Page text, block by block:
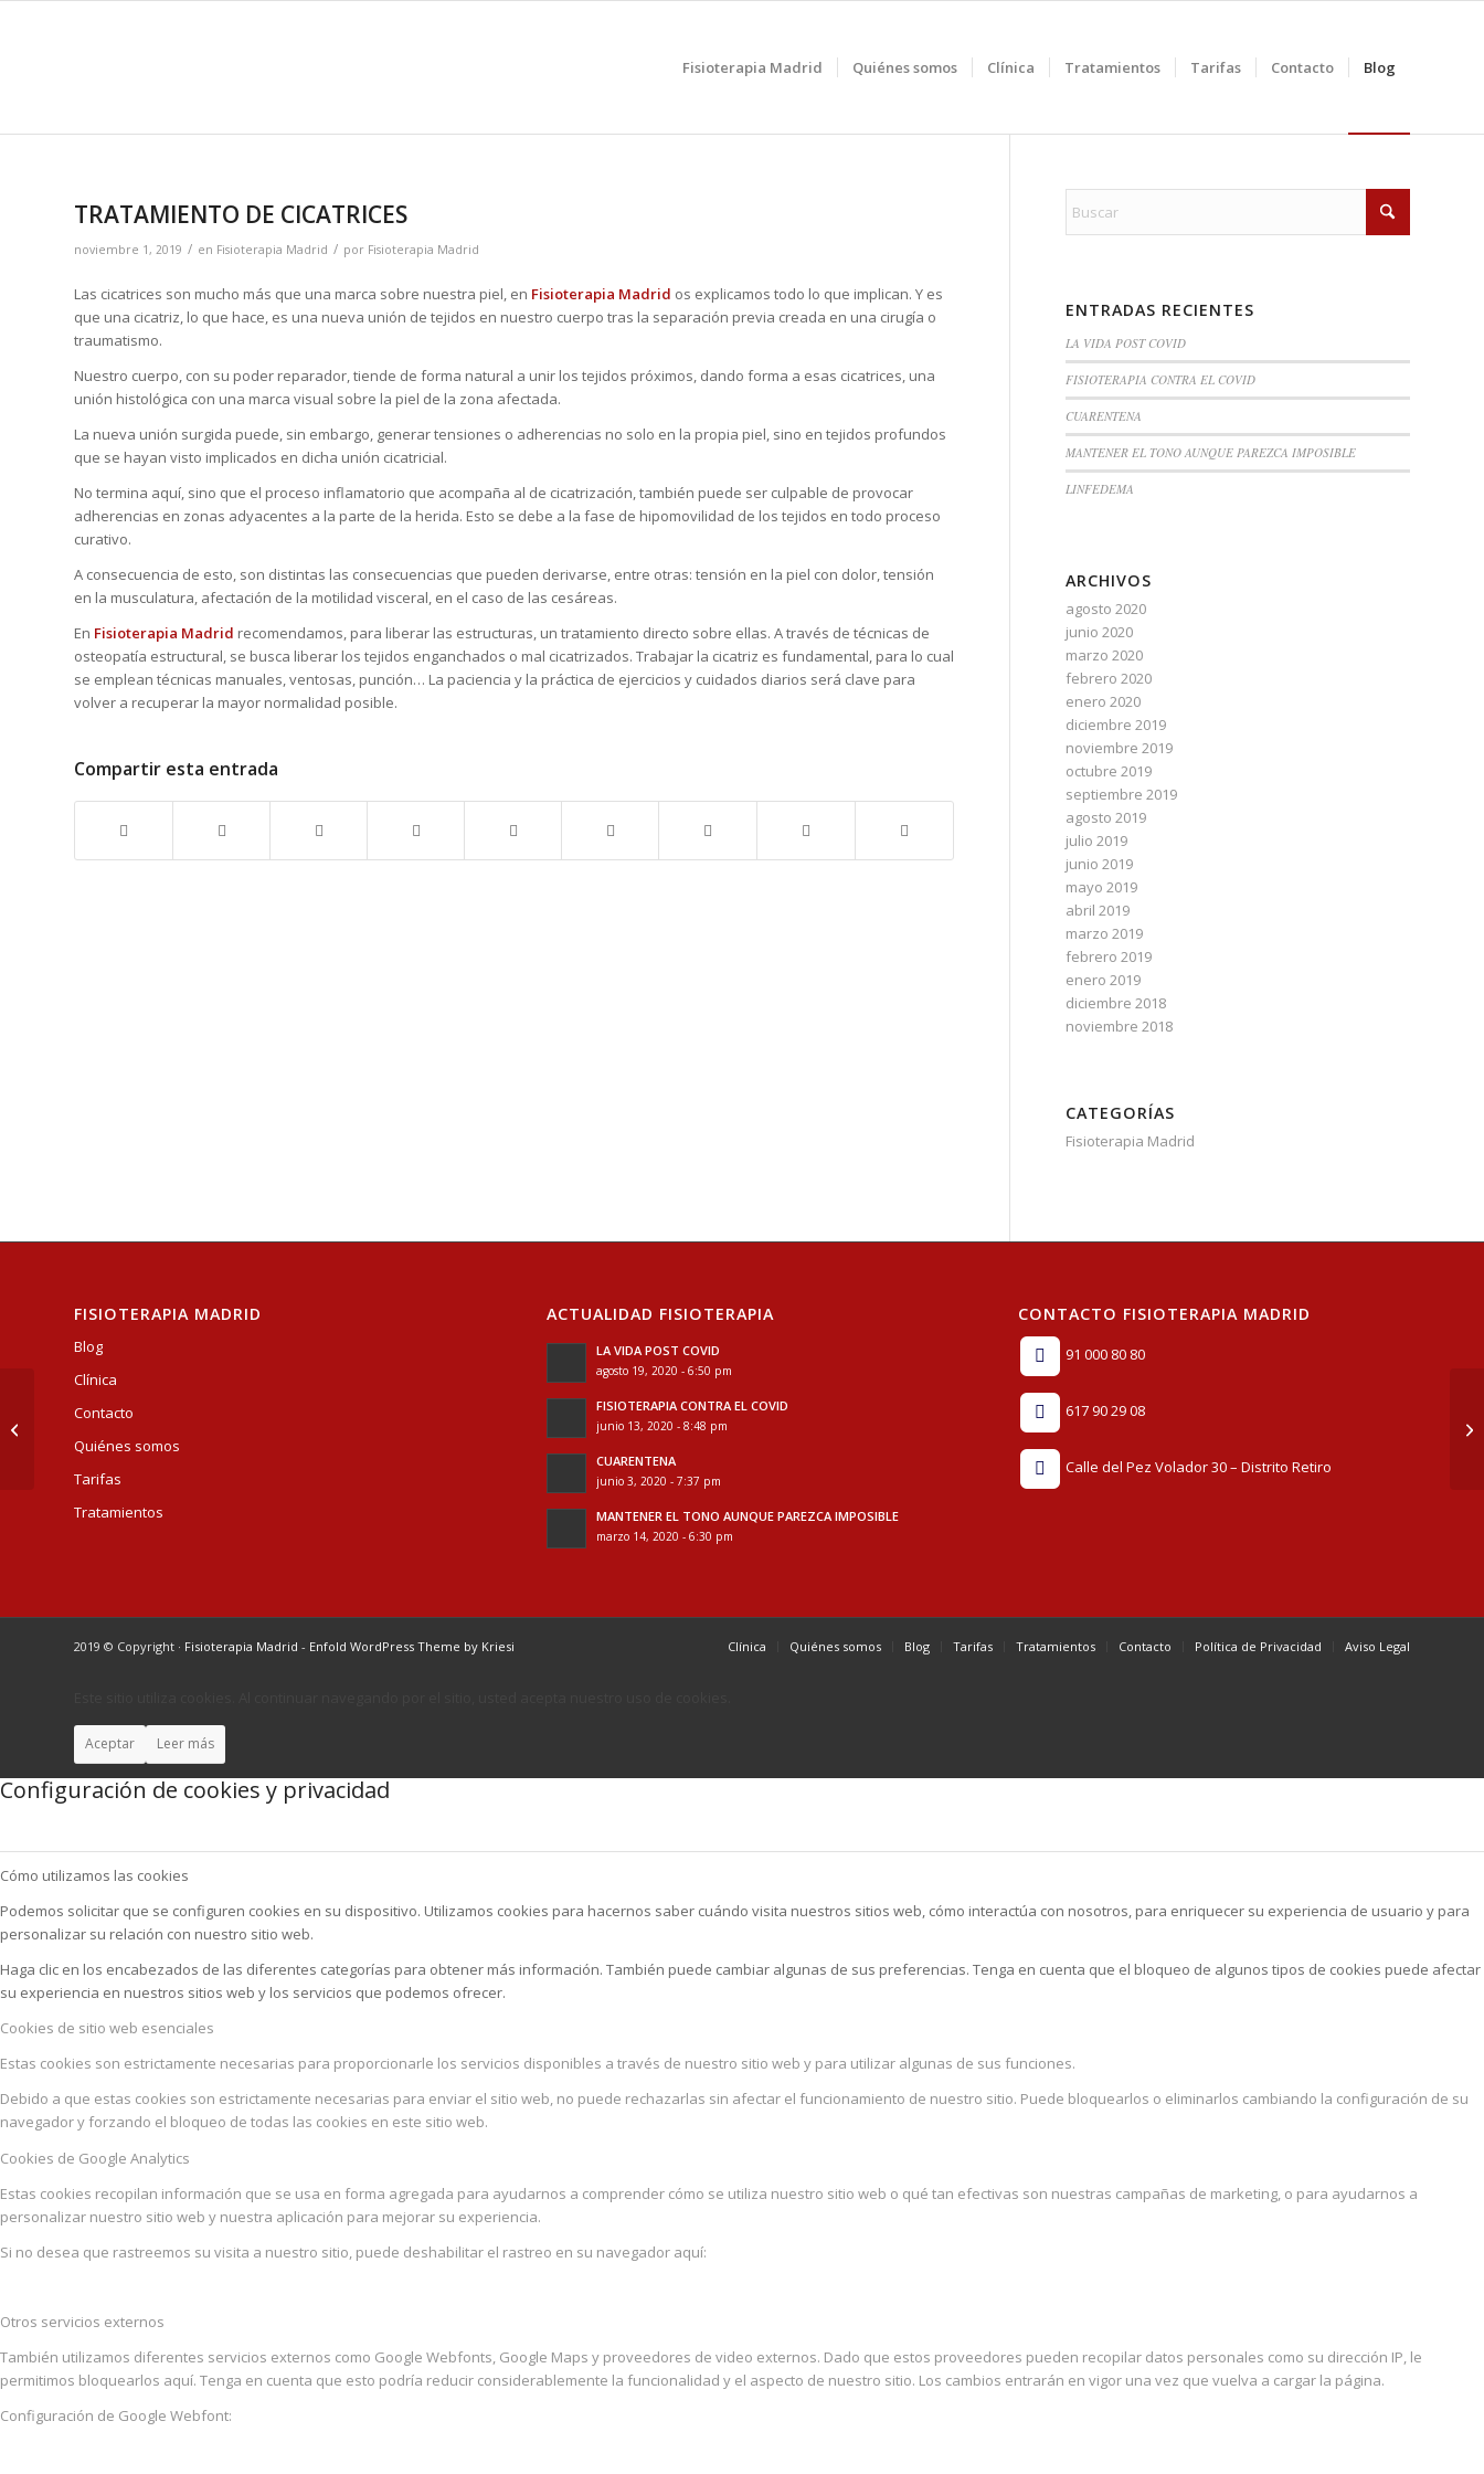
Fisioterapia Madrid Quiénes somos Clínica Tratamientos Tarifas Contacto Blog
TRATAMIENTO DE CICATRICES
noviembre 1, 2019 / en Fisioterapia Madrid / por Fisioterapia Madrid
Las cicatrices son mucho más que una marca sobre nuestra piel, en Fisioterapia Madrid os explicamos todo lo que implican. Y es
que una cicatriz, lo que hace, es una nueva unión de tejidos en nuestro cuerpo tras la separación previa creada en una cirugía o
traumatismo.
Nuestro cuerpo, con su poder reparador, tiende de forma natural a unir los tejidos próximos, dando forma a esas cicatrices, una
unión histológica con una marca visual sobre la piel de la zona afectada.
La nueva unión surgida puede, sin embargo, generar tensiones o adherencias no solo en la propia piel, sino en tejidos profundos
que se hayan visto implicados en dicha unión cicatricial.
No termina aquí, sino que el proceso inflamatorio que acompaña al de cicatrización, también puede ser culpable de provocar
adherencias en zonas adyacentes a la parte de la herida. Esto se debe a la fase de hipomovilidad de los tejidos en todo proceso
curativo.
A consecuencia de esto, son distintas las consecuencias que pueden derivarse, entre otras: tensión en la piel con dolor, tensión
en la musculatura, afectación de la motilidad visceral, en el caso de las cesáreas.
En Fisioterapia Madrid recomendamos, para liberar las estructuras, un tratamiento directo sobre ellas. A través de técnicas de
osteopatía estructural, se busca liberar los tejidos enganchados o mal cicatrizados. Trabajar la cicatriz es fundamental, para lo cual
se emplean técnicas manuales, ventosas, punción… La paciencia y la práctica de ejercicios y cuidados diarios será clave para
volver a recuperar la mayor normalidad posible.
Compartir esta entrada
ENTRADAS RECIENTES
LA VIDA POST COVID
FISIOTERAPIA CONTRA EL COVID
CUARENTENA
MANTENER EL TONO AUNQUE PAREZCA IMPOSIBLE
LINFEDEMA
ARCHIVOS
agosto 2020
junio 2020
marzo 2020
febrero 2020
enero 2020
diciembre 2019
noviembre 2019
octubre 2019
septiembre 2019
agosto 2019
julio 2019
junio 2019
mayo 2019
abril 2019
marzo 2019
febrero 2019
enero 2019
diciembre 2018
noviembre 2018
CATEGORÍAS
Fisioterapia Madrid
FISIOTERAPIA MADRID
Blog
Clínica
Contacto
Quiénes somos
Tarifas
Tratamientos
ACTUALIDAD FISIOTERAPIA
LA VIDA POST COVID
agosto 19, 2020 - 6:50 pm
FISIOTERAPIA CONTRA EL COVID
junio 13, 2020 - 8:48 pm
CUARENTENA
junio 3, 2020 - 7:37 pm
MANTENER EL TONO AUNQUE PAREZCA IMPOSIBLE
marzo 14, 2020 - 6:30 pm
CONTACTO FISIOTERAPIA MADRID
91 000 80 80
617 90 29 08
Calle del Pez Volador 30 – Distrito Retiro
2019 © Copyright · Fisioterapia Madrid - Enfold WordPress Theme by Kriesi Clínica Quiénes somos Blog Tarifas Tratamientos Contacto Política de Privacidad Aviso Legal
EJERCICIOS
RECOMENDADOS
Aceptar Leer más
Configuración de cookies y privacidad
Cómo utilizamos las cookies
Podemos solicitar que se configuren cookies en su dispositivo. Utilizamos cookies para hacernos saber cuándo visita nuestros sitios web, cómo interactúa con nosotros, para enriquecer su experiencia de usuario y para
personalizar su relación con nuestro sitio web.
Haga clic en los encabezados de las diferentes categorías para obtener más información. También puede cambiar algunas de sus preferencias. Tenga en cuenta que el bloqueo de algunos tipos de cookies puede afectar
su experiencia en nuestros sitios web y los servicios que podemos ofrecer.
Cookies de sitio web esenciales
Estas cookies son estrictamente necesarias para proporcionarle los servicios disponibles a través de nuestro sitio web y para utilizar algunas de sus funciones.
Debido a que estas cookies son estrictamente necesarias para enviar el sitio web, no puede rechazarlas sin afectar el funcionamiento de nuestro sitio. Puede bloquearlos o eliminarlos cambiando la configuración de su
navegador y forzando el bloqueo de todas las cookies en este sitio web.
Cookies de Google Analytics
Estas cookies recopilan información que se usa en forma agregada para ayudarnos a comprender cómo se utiliza nuestro sitio web o qué tan efectivas son nuestras campañas de marketing, o para ayudarnos a
personalizar nuestro sitio web y nuestra aplicación para mejorar su experiencia.
Si no desea que rastreemos su visita a nuestro sitio, puede deshabilitar el rastreo en su navegador aquí:
Otros servicios externos
También utilizamos diferentes servicios externos como Google Webfonts, Google Maps y proveedores de video externos. Dado que estos proveedores pueden recopilar datos personales como su dirección IP, le
permitimos bloquearlos aquí. Tenga en cuenta que esto podría reducir considerablemente la funcionalidad y el aspecto de nuestro sitio. Los cambios entrarán en vigor una vez que vuelva a cargar la página.
Configuración de Google Webfont: